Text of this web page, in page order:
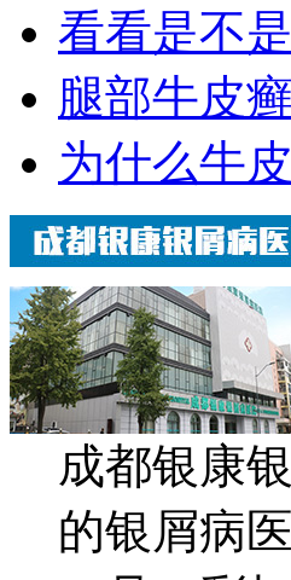
看看是不
腿部牛皮
为什么牛
成都银康
的银屑病